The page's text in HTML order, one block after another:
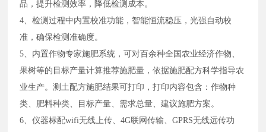
品，提升检测效率，降低检测成本。
4、检测过程中内置校准功能，智能恒流稳压，光强自动校
准，确保检测准确度。
5、内置作物专家施肥系统，可对百余种全国农业经济作物、
果树等的目标产量计算推荐施肥量，依据施肥配方科学指导农
业生产。测土配方施肥结果可打印，打印内容包含：作物种
类、肥料种类、目标产量、需求总量、建议施肥方案。
6、仪器标配wifi无线上传、4G联网传输、GPRS无线远传功